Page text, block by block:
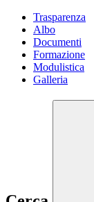
Trasparenza
Albo
Documenti
Formazione
Modulistica
Galleria